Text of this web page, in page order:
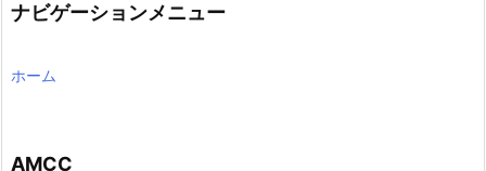
ナビゲーションメニュー
ホーム
AMCC